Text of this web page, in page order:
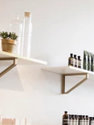
Precios Máximos